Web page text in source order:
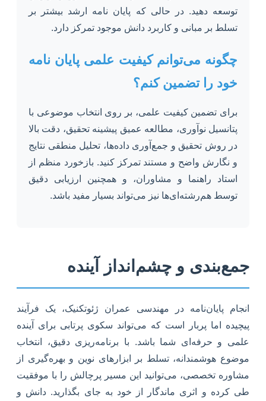
توسعه دهید. در حالی که پایان نامه ارشد بیشتر بر
تسلط بر مبانی و کاربرد دانش موجود تمرکز دارد.
چگونه می‌توانم کیفیت علمی پایان نامه
خود را تضمین کنم؟
برای تضمین کیفیت علمی، بر روی انتخاب موضوعی با
پتانسیل نوآوری، مطالعه عمیق پیشینه تحقیق، دقت بالا
در روش تحقیق و جمع‌آوری داده‌ها، تحلیل منطقی نتایج
و نگارش واضح و مستند تمرکز کنید. بازخورد منظم از
استاد راهنما و مشاوران، و همچنین ارزیابی دقیق
توسط هم‌رشته‌ای‌ها نیز می‌تواند بسیار مفید باشد.
جمع‌بندی و چشم‌انداز آینده
انجام پایان‌نامه در مهندسی عمران ژئوتکنیک، یک فرآیند
پیچیده اما پربار است که می‌تواند سکوی پرتابی برای آینده
علمی و حرفه‌ای شما باشد. با برنامه‌ریزی دقیق، انتخاب
موضوع هوشمندانه، تسلط بر ابزارهای نوین و بهره‌گیری از
مشاوره تخصصی، می‌توانید این مسیر پرچالش را با موفقیت
طی کرده و اثری ماندگار از خود به جای بگذارید. دانش و